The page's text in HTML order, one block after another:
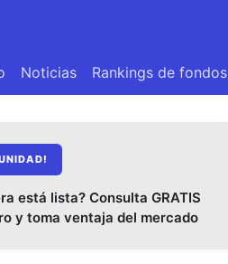
Noticias Rankings de fondos
está lista? Consulta GRATIS
y toma ventaja del mercado